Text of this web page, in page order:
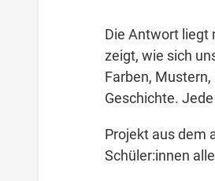
Die Antwort liegt
zeigt, wie sich
Farben,
Geschichte.
Projekt aus dem
Schüler:innen